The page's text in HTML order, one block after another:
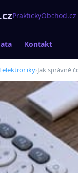
Kontakt
elektroniky›Jak správně